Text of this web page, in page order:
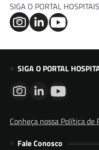
SIGA O PORTAL
SIGA O PORTAL
Conheça nossa Política de
Fale Conosco